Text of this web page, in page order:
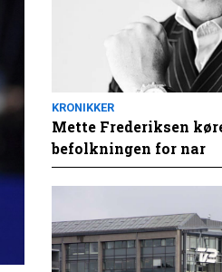
KRONIKKER
Mette Frederiksen
befolkningen for nar